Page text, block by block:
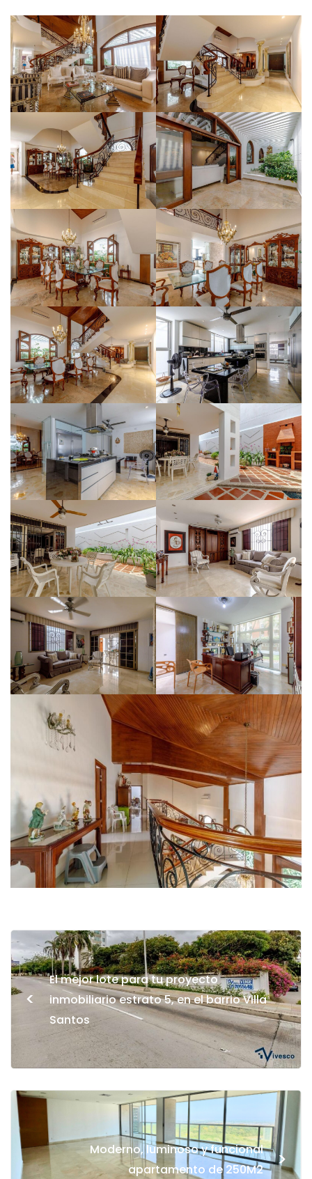
<
El mejor lote para tu proyecto
inmobiliario estrato 5, en el barrio Villa
Santos
Moderno, luminoso y funcional
apartamento de 250M2
>